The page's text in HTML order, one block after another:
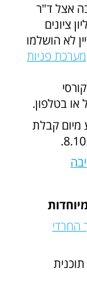
אצל ד"ר
ציונים
לא הושלמו
מערכת פניות
מיום קבלת
החרדי